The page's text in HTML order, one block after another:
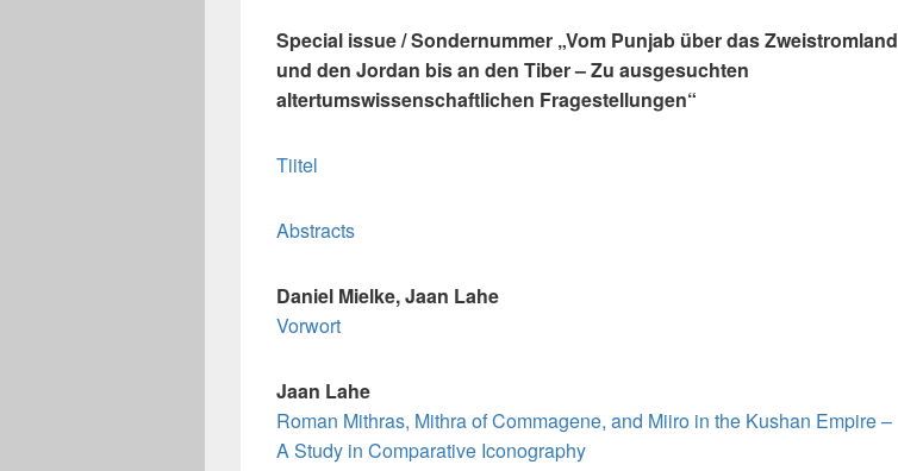
Special issue / Sondernummer „Vom Punjab über das Zweistromland
und den Jordan bis an den Tiber – Zu ausgesuchten
altertumswissenschaftlichen Fragestellungen“
Tiitel
Abstracts
Daniel Mielke, Jaan Lahe
Vorwort
Jaan Lahe
Roman Mithras, Mithra of Commagene, and Miiro in the Kushan Empire –
A Study in Comparative Iconography